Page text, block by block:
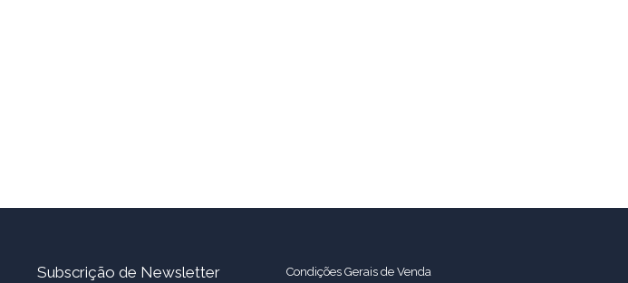
Subscrição de Newsletter
Condições Gerais de Venda